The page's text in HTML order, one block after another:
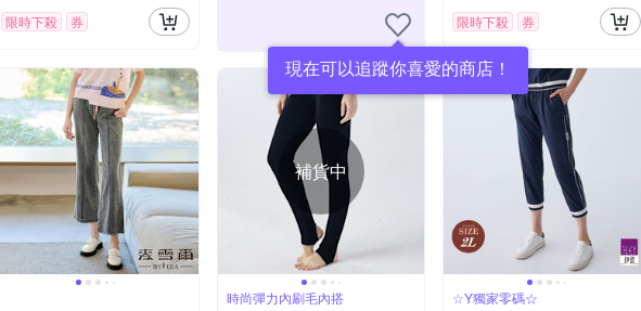
限時下殺 券
現在可以追蹤你喜愛的商店！
限時下殺 券
補貨中
時尚彈力內刷毛內搭 ☆Y獨家零碼☆